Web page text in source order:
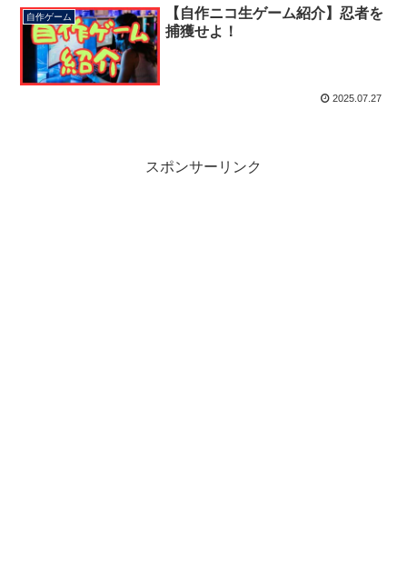
自作ゲーム
【自作ニコ生ゲーム紹介】忍者を
捕獲せよ！
2025.07.27
スポンサーリンク